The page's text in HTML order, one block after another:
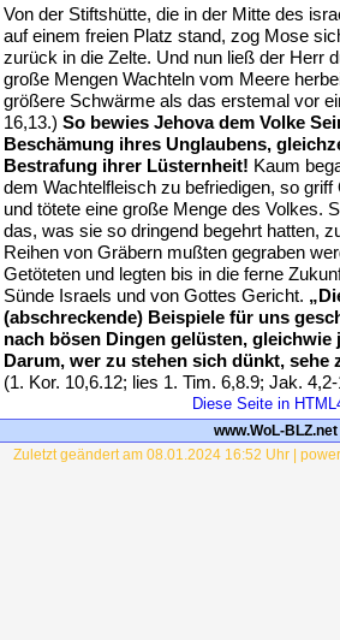
Von der Stiftshütte, die in der Mitte des
auf einem freien Platz stand, zog Mose
zurück in die Zelte. Und nun ließ der Herr
große Mengen Wachteln vom Meere
größere Schwärme als das erstemal vor
16,13.) So bewies Jehova dem Volke
Beschämung ihres Unglaubens,
Bestrafung ihrer Lüsternheit! Kaum
dem Wachtelfleisch zu befriedigen, so
und tötete eine große Menge des Volkes.
das, was sie so dringend begehrt hatten,
Reihen von Gräbern mußten gegraben
Getöteten und legten bis in die ferne
Sünde Israels und von Gottes Gericht.
(abschreckende) Beispiele für uns
nach bösen Dingen gelüsten,
Darum, wer zu stehen sich dünkt, sehe
(1. Kor. 10,6.12; lies 1. Tim. 6,8.9; Jak.
Diese Seite in
www.WoL-BLZ.net
Zuletzt geändert am 08.01.2024 16:52 Uhr |